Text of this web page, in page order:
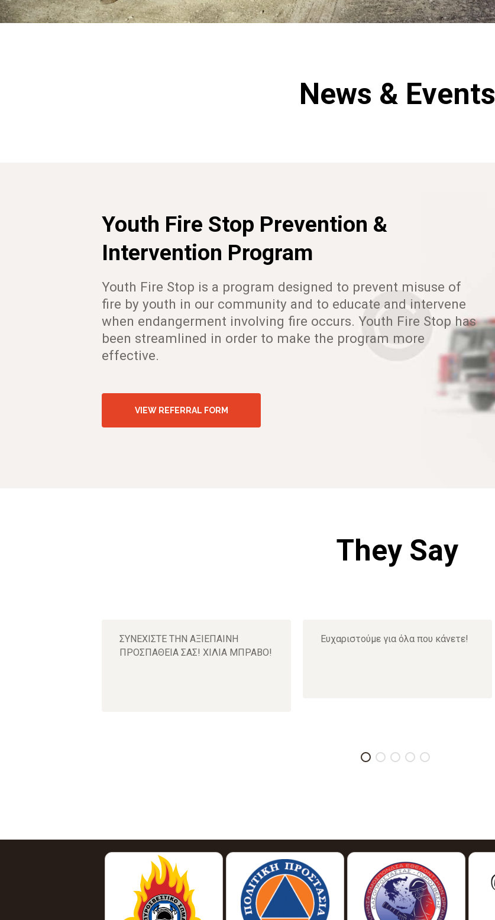
News & Events
Youth Fire Stop Prevention &
Intervention Program
Youth Fire Stop is a program designed to prevent misuse of
fire by youth in our community and to educate and intervene
when endangerment involving fire occurs. Youth Fire Stop has
been streamlined in order to make the program more
effective.
VIEW REFERRAL FORM
They Say
ΣΥΝΕΧΙΣΤΕ ΤΗΝ ΑΞΙΕΠΑΙΝΗ
ΠΡΟΣΠΑΘΕΙΑ ΣΑΣ! ΧΙΛΙΑ ΜΠΡΑΒΟ!
Ευχαριστούμε για όλα που κάνετε!